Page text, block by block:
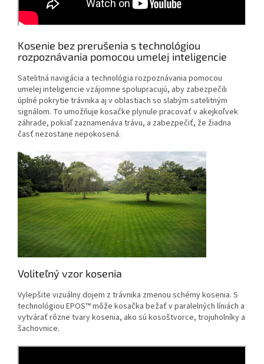
Kosenie bez prerušenia s technológiou
rozpoznávania pomocou umelej inteligencie
Satelitná navigácia a technológia rozpoznávania pomocou
umelej inteligencie vzájomne spolupracujú, aby zabezpečili
úplné pokrytie trávnika aj v oblastiach so slabým satelitným
signálom. To umožňuje kosačke plynule pracovať v akejkoľvek
záhrade, pokiaľ zaznamenáva trávu, a zabezpečiť, že žiadna
časť nezostane nepokosená.
Voliteľný vzor kosenia
Vylepšite vizuálny dojem z trávnika zmenou schémy kosenia. S
technológiou EPOS™ môže kosačka bežať v paralelných líniách a
vytvárať rôzne tvary kosenia, ako sú kosoštvorce, trojuholníky a
šachovnice.